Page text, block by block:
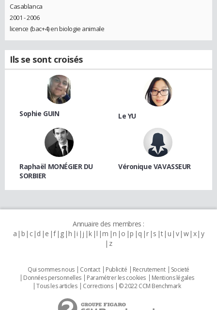
Casablanca
2001 - 2006
licence (bac+4) en biologie animale
Ils se sont croisés
Sophie GUIN Le YU
Raphaël MONÉGIER DU
SORBIER
Véronique VAVASSEUR
Annuaire des membres :
a b c d e f g h i j k l m n o p q r s t u v w x y
z
Qui sommes nous Contact Publicité Recrutement
Societé
Données personnelles
Paramétrer les cookies
Mentions légales
Tous les articles
Corrections © 2022 CCM Benchmark